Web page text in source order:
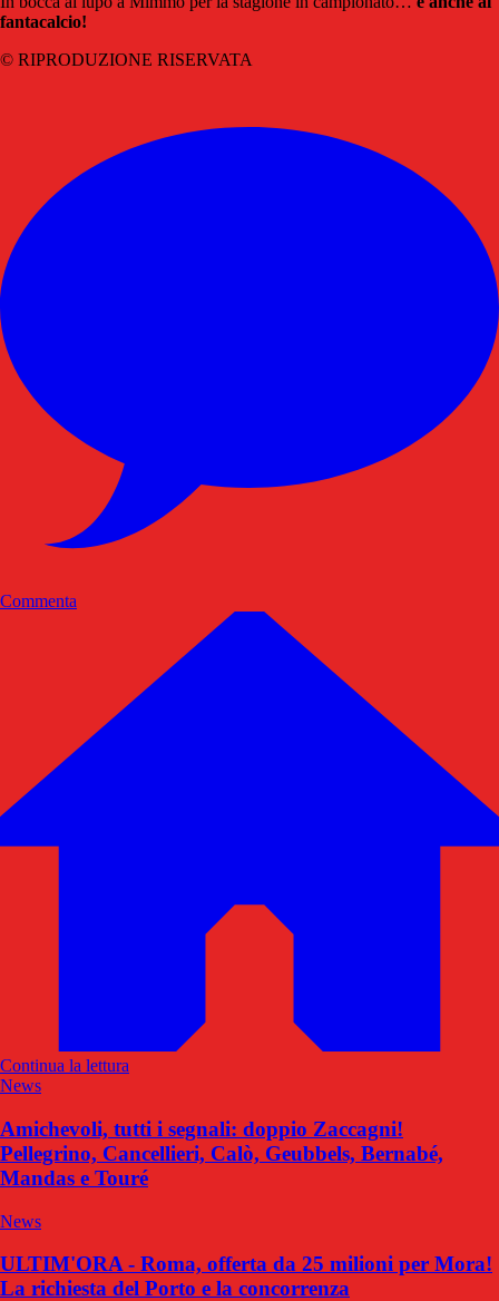
fantacalcio!
© RIPRODUZIONE RISERVATA
Commenta
Continua la lettura
News
Amichevoli, tutti i segnali: doppio Zaccagni!
Pellegrino, Cancellieri, Calò, Geubbels, Bernabé,
Mandas e Touré
News
ULTIM'ORA - Roma, offerta da 25 milioni per Mora!
La richiesta del Porto e la concorrenza